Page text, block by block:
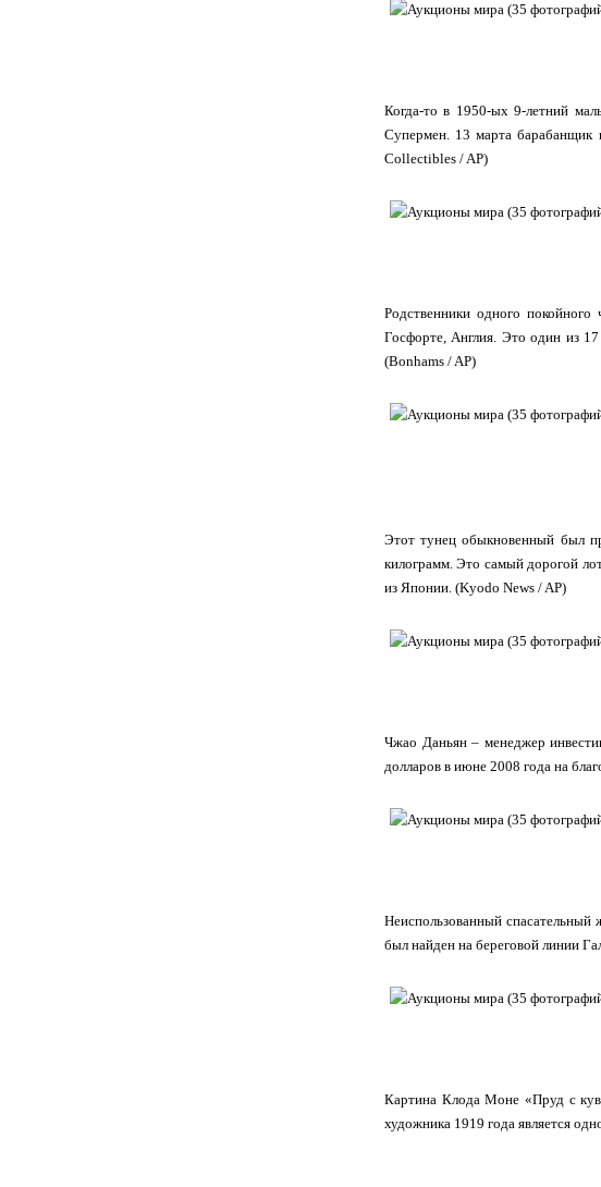
Когда-то в 1950-ых 9-летний
Супермен. 13 марта
Collectibles / AP)
Родственники одного
Госфорте, Англия. Это один из
(Bonhams / AP)
Этот тунец обыкновенный был
килограмм. Это самый дорогой
из Японии. (Kyodo News / AP)
Чжао Даньян – менеджер
долларов в июне 2008 года на
Неиспользованный
был найден на береговой линии
Картина Клода Моне «Пруд с
художника 1919 года является